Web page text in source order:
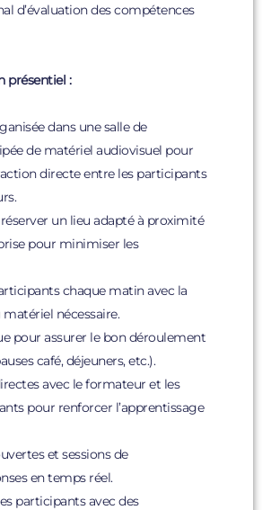
d’évaluation des compétences
présentiel :
dans une salle de
de matériel audiovisuel pour
directe entre les participants
réserver un lieu adapté à proximité
pour minimiser les
chaque matin avec la
nécessaire.
pour assurer le bon déroulement
café, déjeuners, etc.).
avec le formateur et les
pour renforcer l’apprentissage
et sessions de
en temps réel.
participants avec des